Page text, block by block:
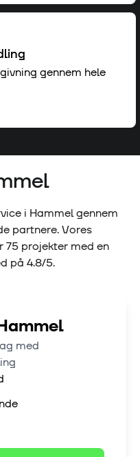
gennem hele
i Hammelgennem
partnere. Vores
75 projekter med en
på 4.8/5.
med